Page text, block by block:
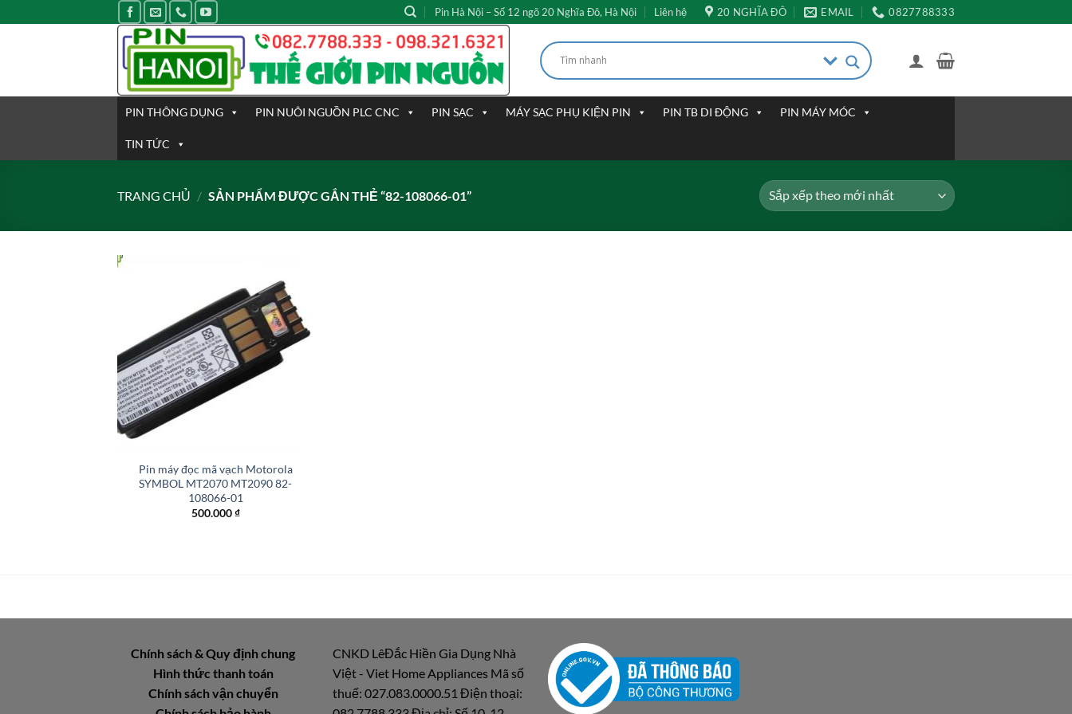
qua
Pin Hà Nội – Số 12 ngõ 20 Nghĩa Đô, Hà Nội Liên hệ 20 NGHĨA ĐÔ EMAIL 0827788333
PIN THÔNG DỤNG PIN NUÔI NGUỒN PLC CNC PIN SẠC MÁY SẠC PHỤ KIỆN PIN PIN TB DI ĐỘNG PIN MÁY MÓC
TIN TỨC
TRANG CHỦ / SẢN PHẨM ĐƯỢC GẮN THẺ “82-108066-01”
+
Pin máy đọc mã vạch Motorola
SYMBOL MT2070 MT2090 82-
108066-01
500.000₫
Chính sách & Quy định chung
Hình thức thanh toán
Chính sách vận chuyển
CNKD LêĐắc Hiền Gia Dụng Nhà
Việt - Viet Home Appliances Mã số
thuế: 027.083.0000.51 Điện thoại: